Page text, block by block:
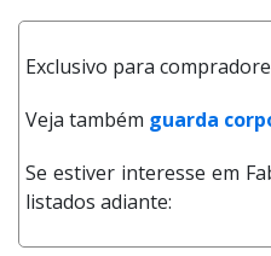
Exclusivo para
Veja também guarda
Se estiver interesse em
listados adiante: